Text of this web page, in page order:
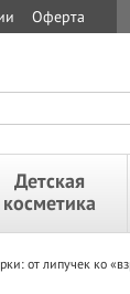
Оферта
Детская
косметика
от липучек ко